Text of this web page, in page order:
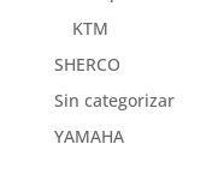
KTM
SHERCO
Sin categorizar
YAMAHA